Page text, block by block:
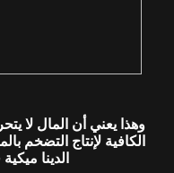
وهذا يعني أن المال لا
الكافية لإنتاج التضخم
الدينا